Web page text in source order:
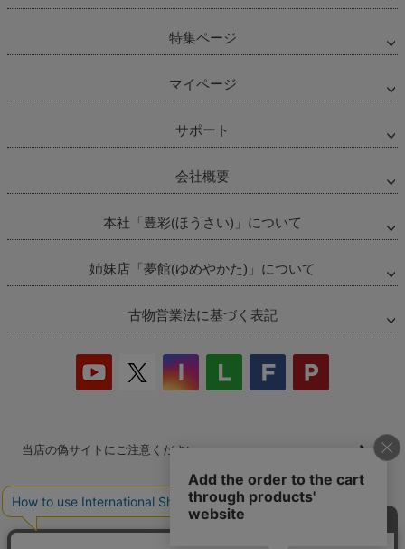
特集ページ
マイページ
サポート
会社概要
本社「豊彩(ほうさい)」について
姉妹店「夢館(ゆめやかた)」について
古物営業法に基づく表記
当店の偽サイトにご注意ください
商品の無断販売・転売の禁止について